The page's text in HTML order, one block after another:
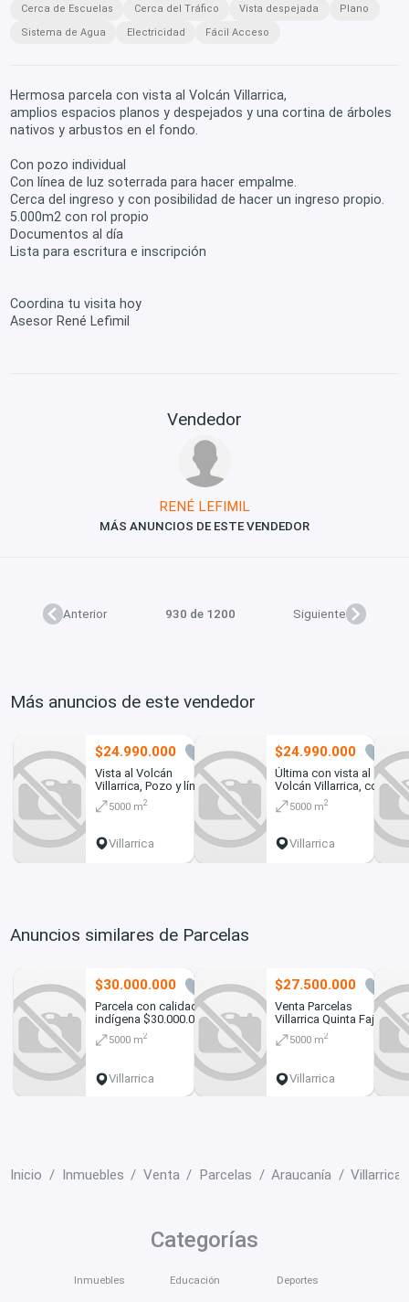
Cerca de Escuelas Cerca del Tráfico Vista despejada
Plano
Sistema de Agua
Electricidad Fácil Acceso
Hermosa parcela con vista al Volcán Villarrica,
amplios espacios planos y despejados y una cortina de árboles
nativos y arbustos en el fondo.
Con pozo individual
Con línea de luz soterrada para hacer empalme.
Cerca del ingreso y con posibilidad de hacer un ingreso propio.
5.000m2 con rol propio
Documentos al día
Lista para escritura e inscripción
Coordina tu visita hoy
Asesor René Lefimil
Vendedor
RENÉ LEFIMIL
MÁS ANUNCIOS DE ESTE VENDEDOR
Anterior 930 de 1200 Siguiente
Más anuncios de este vendedor
$24.990.000
7
Vista al Volcán
Villarrica, Pozo y línea
de luz, Refugio
Natural
5000 m2
Villarrica
$24.990.000
3
Última con vista al
Volcán Villarrica, con
pozo y línea de luz
soterrada
5000 m2
Villarrica
Anuncios similares de Parcelas
$30.000.000
10
Parcela con calidad
indígena $30.000.000.-
en Chucauco, Villarrica
5000 m2
Villarrica
$27.500.000
2
Venta Parcelas
Villarrica Quinta Faja
5000 m2
Villarrica
Inicio Inmuebles Venta Parcelas Araucanía Villarrica
Categorías
Inmuebles Educación Deportes